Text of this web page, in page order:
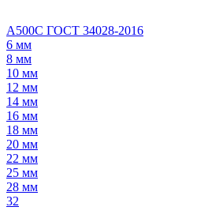
А500С ГОСТ 34028-2016
6 мм
8 мм
10 мм
12 мм
14 мм
16 мм
18 мм
20 мм
22 мм
25 мм
28 мм
32